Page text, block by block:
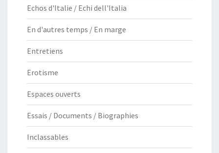
Echos d'Italie / Echi dell'Italia
En d'autres temps / En marge
Entretiens
Erotisme
Espaces ouverts
Essais / Documents / Biographies
Inclassables